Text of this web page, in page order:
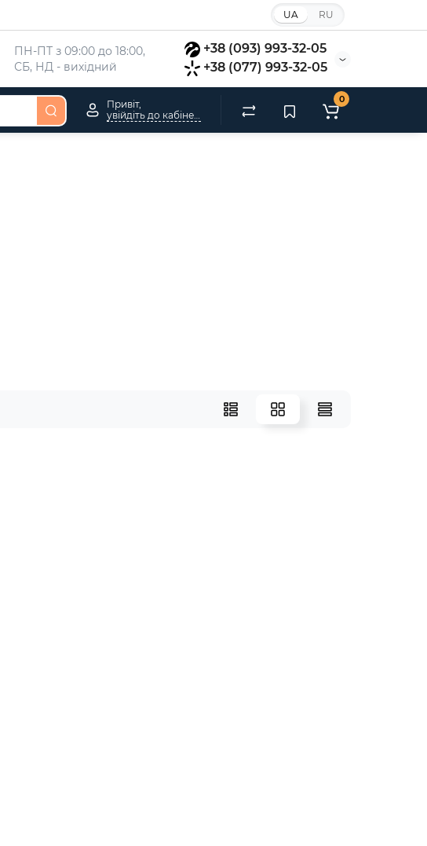
UA RU
ПН-ПТ з 09:00 до 18:00,
СБ, НД - вихідний
+38 (093) 993-32-05
+38 (077) 993-32-05
Привіт,
0